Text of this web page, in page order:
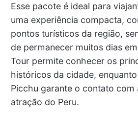
Esse pacote é ideal para
uma experiência compacta,
pontos turísticos da região,
de permanecer muitos dias
Tour permite conhecer os
históricos da cidade,
Picchu garante o contato com
atração do Peru.